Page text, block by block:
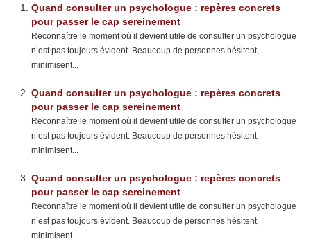
Quand consulter un psychologue : repères concrets
pour passer le cap sereinement
Reconnaître le moment où il devient utile de consulter un psychologue
n’est pas toujours évident. Beaucoup de personnes hésitent,
minimisent...
Quand consulter un psychologue : repères concrets
pour passer le cap sereinement
Reconnaître le moment où il devient utile de consulter un psychologue
n’est pas toujours évident. Beaucoup de personnes hésitent,
minimisent...
Quand consulter un psychologue : repères concrets
pour passer le cap sereinement
Reconnaître le moment où il devient utile de consulter un psychologue
n’est pas toujours évident. Beaucoup de personnes hésitent,
minimisent...